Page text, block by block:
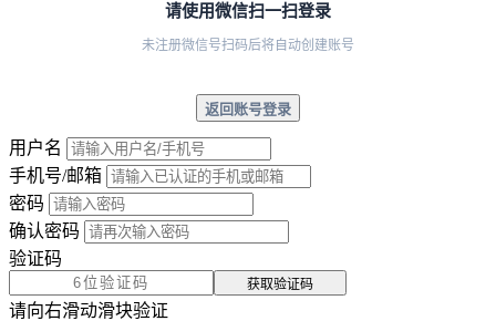
请使用微信扫一扫登录
未注册微信号扫码后将自动创建账号
返回账号登录
用户名
手机号/邮箱
密码
确认密码
验证码
获取验证码
请向右滑动滑块验证